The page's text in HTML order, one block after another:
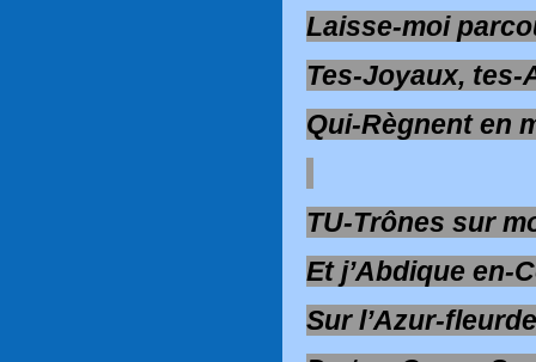
Laisse-moi
Tes-Joyaux,
Qui-Règnent en
TU-Trônes sur
Et j’Abdique en-
Sur l’Azur-